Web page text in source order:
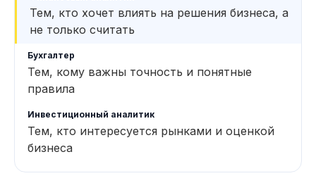
Тем, кто хочет влиять на решения бизнеса, а
не только считать
Тем, кому важны точность и понятные
правила
Тем, кто интересуется рынками и оценкой
бизнеса